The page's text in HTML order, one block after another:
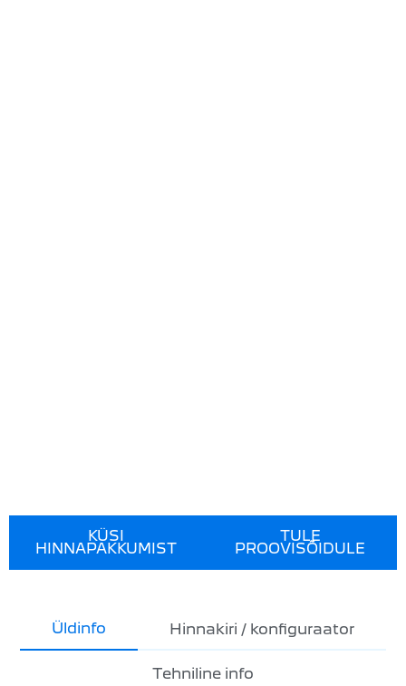
KÜSI
HINNAPAKKUMIST
TULE
PROOVISÕIDULE
Üldinfo Hinnakiri / konfiguraator
Tehniline info